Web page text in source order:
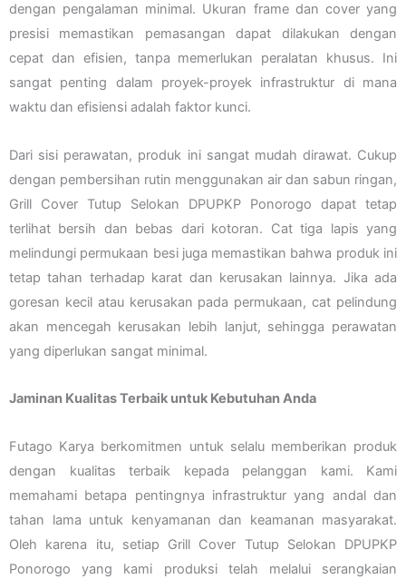
dengan pengalaman minimal. Ukuran frame dan cover yang
presisi memastikan pemasangan dapat dilakukan dengan
cepat dan efisien, tanpa memerlukan peralatan khusus. Ini
sangat penting dalam proyek-proyek infrastruktur di mana
waktu dan efisiensi adalah faktor kunci.
Dari sisi perawatan, produk ini sangat mudah dirawat. Cukup
dengan pembersihan rutin menggunakan air dan sabun ringan,
Grill Cover Tutup Selokan DPUPKP Ponorogo dapat tetap
terlihat bersih dan bebas dari kotoran. Cat tiga lapis yang
melindungi permukaan besi juga memastikan bahwa produk ini
tetap tahan terhadap karat dan kerusakan lainnya. Jika ada
goresan kecil atau kerusakan pada permukaan, cat pelindung
akan mencegah kerusakan lebih lanjut, sehingga perawatan
yang diperlukan sangat minimal.
Jaminan Kualitas Terbaik untuk Kebutuhan Anda
Futago Karya berkomitmen untuk selalu memberikan produk
dengan kualitas terbaik kepada pelanggan kami. Kami
memahami betapa pentingnya infrastruktur yang andal dan
tahan lama untuk kenyamanan dan keamanan masyarakat.
Oleh karena itu, setiap Grill Cover Tutup Selokan DPUPKP
Ponorogo yang kami produksi telah melalui serangkaian